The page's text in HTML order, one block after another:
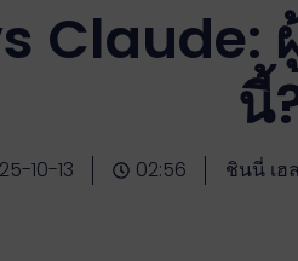
Claude:
นี้
10-13 02:56 ชินนี่ เฮล